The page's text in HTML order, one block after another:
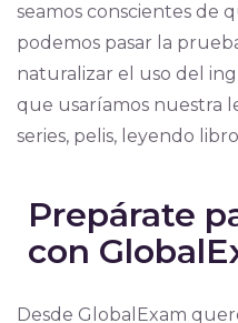
seamos conscientes de
podemos pasar la
naturalizar el uso del
que usaríamos nuestra
series, pelis, leyendo
Prepárate
con
Desde GlobalExam